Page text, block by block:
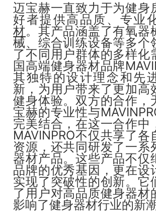
迈宝赫一直致力于为健身
好者提供高品质、专业
材。其产品涵盖了有氧器
械、综合训练设备等多个
了不同用户群体的多样化
国高端健身器材品牌
其独特的设计理念和先
新，为用户带来了更加高
健身体验。双方的合作，
宝赫的专业性与
完美结合，在这一合作中
MAVINPRO不仅共享了各
资源，还共同研发了一系
器材产品。这些产品不仅
品牌的优秀基因，更在设
实现了突破性的创新。它
了用户对高品质健身器材
影响了健身器材行业的新潮